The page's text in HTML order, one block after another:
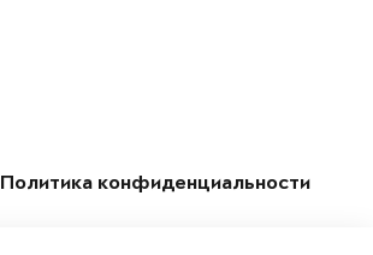
Политика конфиденциальности